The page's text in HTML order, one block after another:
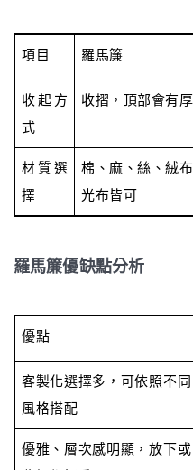
項目 羅馬簾
收起方
式
收摺，頂部會有
材質選
擇
棉、麻、絲、絨
光布皆可
羅馬簾優缺點分析
優點
客製化選擇多，可依照不同
風格搭配
優雅、層次感明顯，放下或